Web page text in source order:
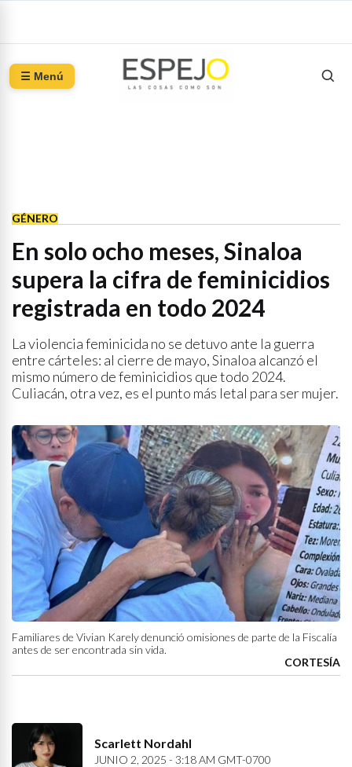
☰ Menú
GÉNERO
En solo ocho meses, Sinaloa
supera la cifra de feminicidios
registrada en todo 2024
La violencia feminicida no se detuvo ante la guerra
entre cárteles: al cierre de mayo, Sinaloa alcanzó el
mismo número de feminicidios que todo 2024.
Culiacán, otra vez, es el punto más letal para ser mujer.
Familiares de Vivian Karely denunció omisiones de parte de la Fiscalía
antes de ser encontrada sin vida.
CORTESÍA
Scarlett Nordahl
JUNIO 2, 2025 - 3:18 AM GMT-0700